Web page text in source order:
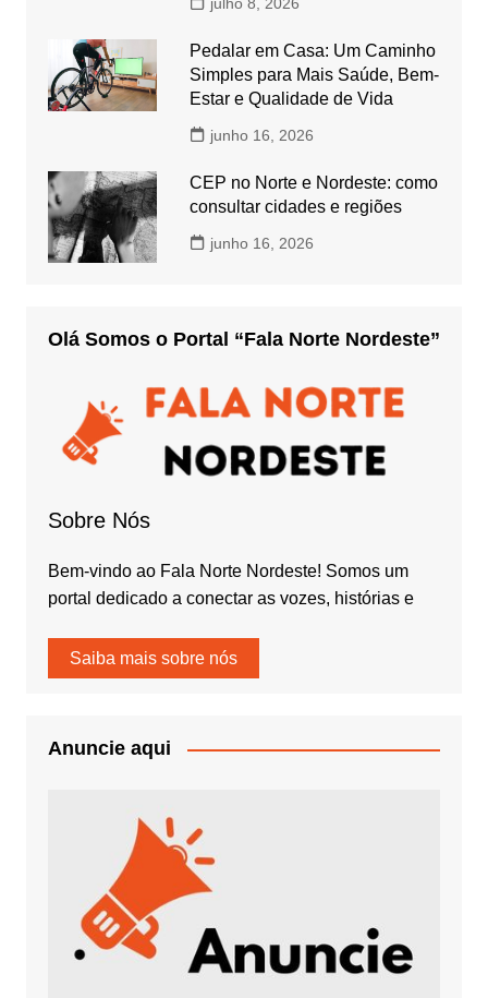
Pedalar em Casa: Um Caminho
Simples para Mais Saúde, Bem-
Estar e Qualidade de Vida
junho 16, 2026
CEP no Norte e Nordeste: como
consultar cidades e regiões
junho 16, 2026
Olá Somos o Portal “Fala Norte Nordeste”
Sobre Nós
Bem-vindo ao Fala Norte Nordeste! Somos um
portal dedicado a conectar as vozes, histórias e
Saiba mais sobre nós
Anuncie aqui